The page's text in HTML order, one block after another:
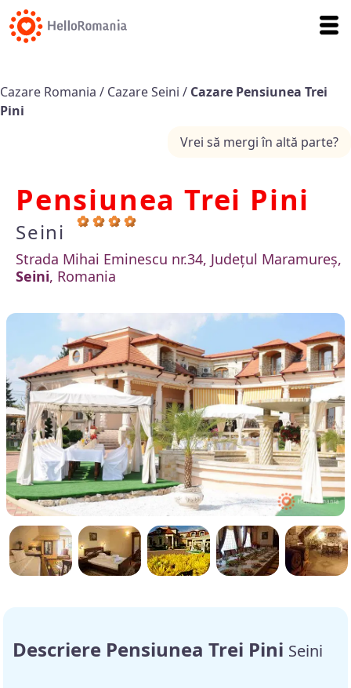
Cazare Romania / Cazare Seini / Cazare Pensiunea Trei
Pini
Vrei să mergi în altă parte?
Pensiunea Trei Pini
Seini
Strada Mihai Eminescu nr.34, Județul Maramureș,
Seini, Romania
Descriere Pensiunea Trei Pini Seini